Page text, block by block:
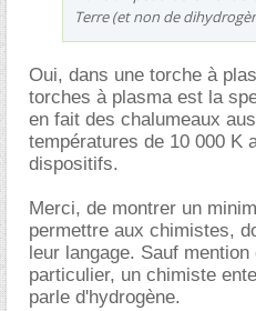
Terre (et non de
Oui, dans une torche à
torches à plasma est la
en fait des chalumeaux
températures de 10 000 K
dispositifs.
Merci, de montrer un
permettre aux chimistes,
leur langage. Sauf
particulier, un chimiste
parle d'hydrogène.